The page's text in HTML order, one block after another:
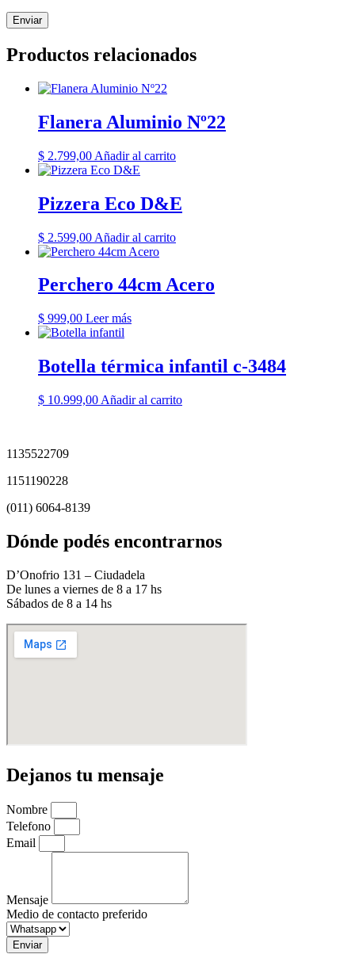
Productos relacionados
Flanera Aluminio Nº22
$ 2.799,00 Añadir al carrito
Pizzera Eco D&E
$ 2.599,00 Añadir al carrito
Perchero 44cm Acero
$ 999,00 Leer más
Botella térmica infantil c-3484
$ 10.999,00 Añadir al carrito
1135522709
1151190228
(011) 6064-8139
Dónde podés encontrarnos
D’Onofrio 131 – Ciudadela
De lunes a viernes de 8 a 17 hs
Sábados de 8 a 14 hs
Dejanos tu mensaje
Nombre
Telefono
Email
Mensaje
Medio de contacto preferido
Enviar